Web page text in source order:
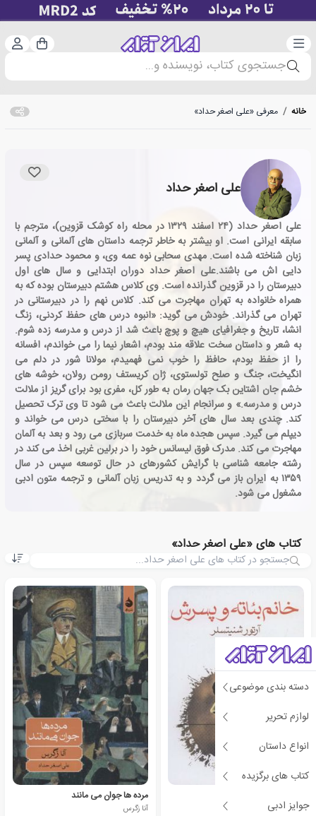
دسته‌بندی سبد
جستجوی کتاب، نویسنده و...
دسته بندی موضوعی
لوازم تحریر
انواع داستان
کتاب های برگزیده
جوایز ادبی
خانه / معرفی «علی اصغر حداد»
علی اصغر حداد
علی اصغر حداد (۲۴ اسفند ۱۳۲۹ در محله راه کوشک قزوین)، مترجم با
سابقه ایرانی است. او بیشتر به خاطر ترجمه داستان های آلمانی و آلمانی
زبان شناخته شده است. مهدی سحابی نوه عمه وی، و محمود حدادی پسر
دایی اش می باشند.علی اصغر حداد دوران ابتدایی و سال های اول
دبیرستان را در قزوین گذرانده است. وی کلاس هشتم دبیرستان بوده که به
همراه خانواده به تهران مهاجرت می کند. کلاس نهم را در دبیرستانی در
تهران می گذراند. خودش می گوید: «انبوه درس های حفظ کردنی، زنگ
انشا، تاریخ و جغرافیای هیچ و پوچ باعث شد از درس و مدرسه زده شوم.
به شعر و داستان سخت علاقه مند بودم، اشعار نیما را می خواندم، افسانه
را از حفظ بودم، حافظ را خوب نمی فهمیدم، مولانا شور در دلم می
انگیخت، جنگ و صلح تولستوی، ژان کریستف رومن رولان، خوشه های
خشم جان اشتاین بک جهان رمان به طور کل، مفری بود برای گریز از ملالت
درس و مدرسه.» و سرانجام این ملالت باعث می شود تا وی ترک تحصیل
کند. چندی بعد سال های آخر دبیرستان را با سختی درس می خواند و
دیپلم می گیرد. سپس هجده ماه به خدمت سربازی می رود و بعد به آلمان
مهاجرت می کند. مدرک فوق لیسانس خود را در برلین غربی اخذ می کند در
رشته جامعه شناسی با گرایش کشورهای در حال توسعه سپس در سال
۱۳۵۹ به ایران باز می گردد و به تدریس زبان آلمانی و ترجمه متون ادبی
مشغول می شود.
کتاب های «علی اصغر حداد»
آرتور شنیتسلر
مرده ها جوان می مانند
آنا زگرس